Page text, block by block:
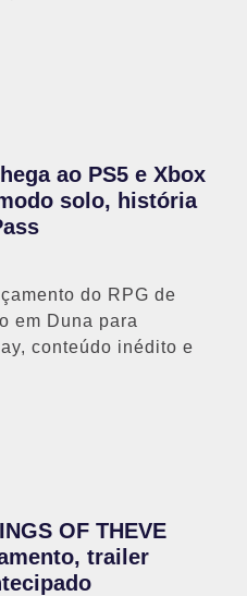
ao PS5 e Xbox
solo, história
do RPG de
em Duna para
conteúdo inédito e
OF THEVE
trailer